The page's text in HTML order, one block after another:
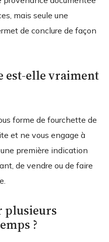
mais seule une
de conclure de façon
est-elle vraiment
forme de fourchette de
et ne vous engage à
première indication
de vendre ou de faire
plusieurs
?